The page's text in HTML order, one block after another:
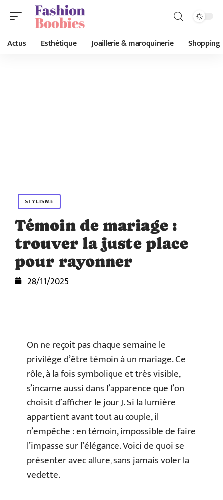
Actus Esthétique Joaillerie & maroquinerie Shopping
STYLISME
Témoin de mariage :
trouver la juste place
pour rayonner
28/11/2025
On ne reçoit pas chaque semaine le
privilège d’être témoin à un mariage. Ce
rôle, à la fois symbolique et très visible,
s’incarne aussi dans l’apparence que l’on
choisit d’afficher le jour J. Si la lumière
appartient avant tout au couple, il
n’empêche : en témoin, impossible de faire
l’impasse sur l’élégance. Voici de quoi se
présenter avec allure, sans jamais voler la
vedette.